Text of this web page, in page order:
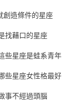
創造條件的星座
找藉口的星座
些星座是蛙系青年
些星座女性格最好
事不經過頭腦